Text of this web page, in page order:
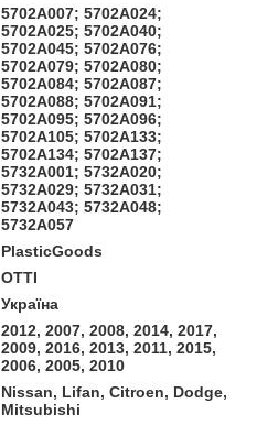
5702A007; 5702A024;
5702A025; 5702A040;
5702A045; 5702A076;
5702A079; 5702A080;
5702A084; 5702A087;
5702A088; 5702A091;
5702A095; 5702A096;
5702A105; 5702A133;
5702A134; 5702A137;
5732A001; 5732A020;
5732A029; 5732A031;
5732A043; 5732A048;
5732A057
PlasticGoods
OTTI
Україна
2012, 2007, 2008, 2014, 2017,
2009, 2016, 2013, 2011, 2015,
2006, 2005, 2010
Nissan, Lifan, Citroen, Dodge,
Mitsubishi